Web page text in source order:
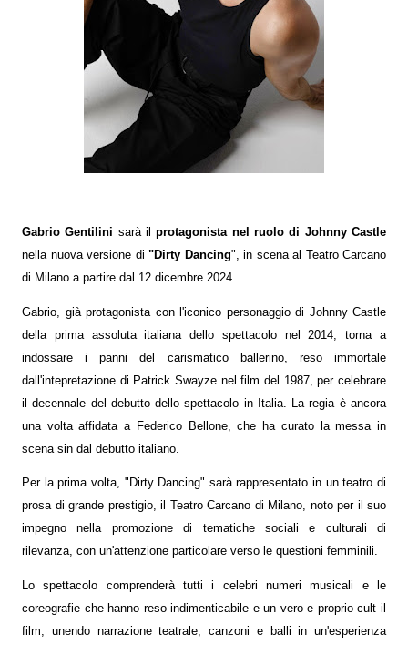
Gabrio Gentilini sarà ilprotagonista nel ruolo di Johnny Castle
nella nuova versione di "Dirty Dancing", in scena al
Teatro Carcano
di Milano a partire dal 12 dicembre 2024.
Gabrio, già protagonista con l'iconico personaggio di Johnny Castle
della prima assoluta italiana dello spettacolo nel 2014, torna a
indossare i panni del carismatico ballerino, reso immortale
dall'intepretazione di Patrick Swayze nel film del 1987, per celebrare
il decennale del debutto dello spettacolo in Italia. La regia è ancora
una volta affidata a
Federico Bellone, che ha curato la messa in
scena sin dal debutto italiano.
Per la prima volta, "Dirty Dancing" sarà rappresentato in unteatro di
prosa di grande prestigio, il Teatro Carcano di Milano, noto per il suo
impegno nella promozione di tematiche sociali e culturali di
rilevanza, con un'attenzione particolare verso le questioni femminili.
Lo spettacolo comprenderà tutti i celebri numeri musicali e le
coreografie che hanno reso indimenticabile e un vero e proprio cult il
film, unendo narrazione teatrale, canzoni e balli in un'esperienza